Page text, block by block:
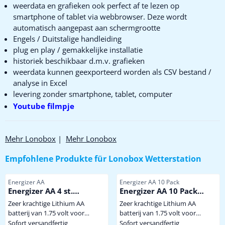
weerdata en grafieken ook perfect af te lezen op
smartphone of tablet via webbrowser. Deze wordt
automatisch aangepast aan schermgrootte
Engels / Duitstalige handleiding
plug en play / gemakkelijke installatie
historiek beschikbaar d.m.v. grafieken
weerdata kunnen geexporteerd worden als CSV bestand /
analyse in Excel
levering zonder smartphone, tablet, computer
Youtube filmpje
Mehr Lonobox | Mehr Lonobox
Empfohlene Produkte für Lonobox Wetterstation
Artikelnummer
Energizer AA
Energizer AA 4 st.
Extreem krachtige
Winterbestendige
Lithium Batterij
Zeer krachtige Lithium AA
batterij van 1.75 volt voor
gebruik onder extreem zware
Artikelnummer
Energizer AA 10 Pack
Energizer AA 10 Pack
Extreem krachtige
Winterbestendige
Lithium Batterij
Zeer krachtige Lithium AA
batterij van 1.75 volt voor
gebruik onder extreem zware